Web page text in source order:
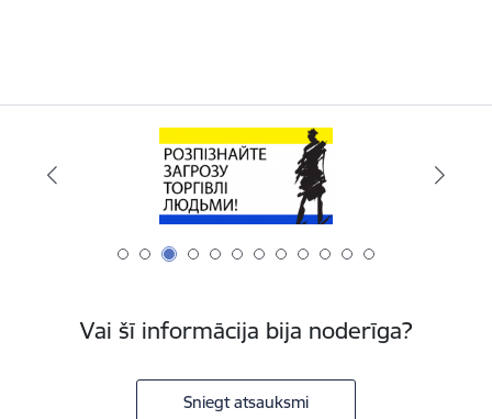
Vai šī informācija bija noderīga?
Sniegt atsauksmi